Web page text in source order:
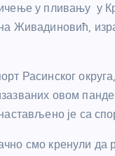
у пливању у
Живадиновић,
Расинског
овом
је са
смо кренули